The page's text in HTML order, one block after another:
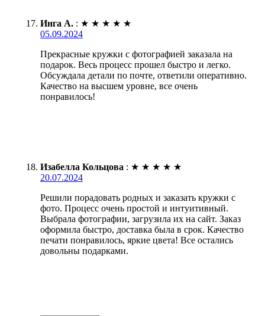
Инга А. : ★ ★ ★ ★ ★
05.09.2024
Прекрасные кружки с фотографией заказала на
подарок. Весь процесс прошел быстро и легко.
Обсуждала детали по почте, ответили оперативно.
Качество на высшем уровне, все очень
понравилось!
Изабелла Кольцова : ★ ★ ★ ★ ★
20.07.2024
Решили порадовать родных и заказать кружки с
фото. Процесс очень простой и интуитивный.
Выбрала фотографии, загрузила их на сайт. Заказ
оформила быстро, доставка была в срок. Качество
печати понравилось, яркие цвета! Все остались
довольны подарками.